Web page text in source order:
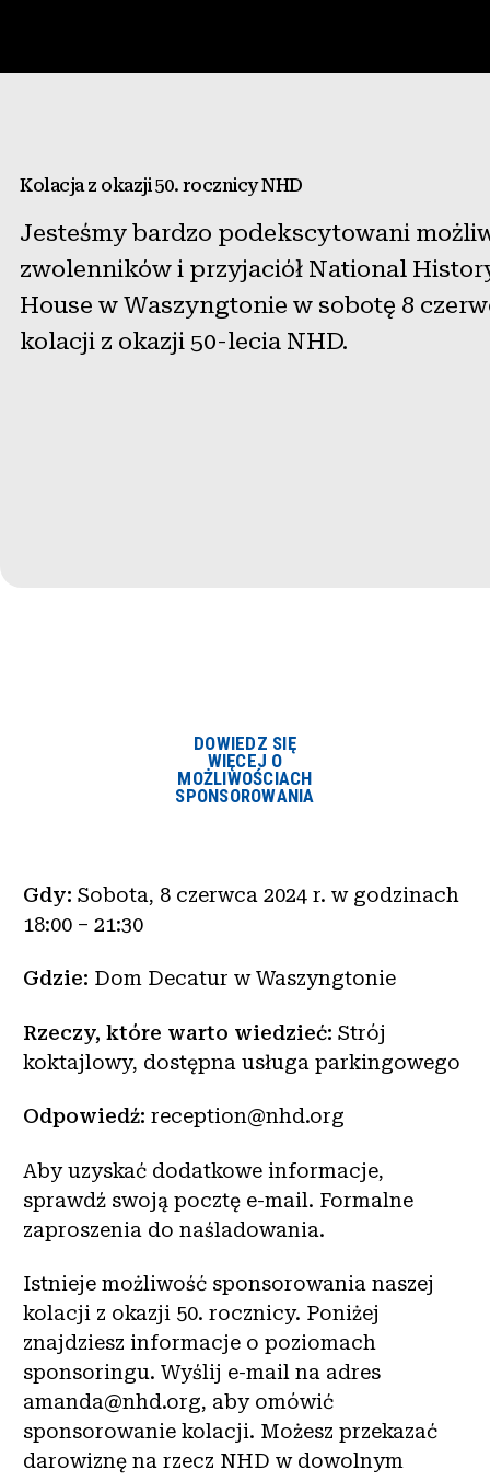
Zasoby dla nauczycieli
Wiadomości i wydarzenia
O NHD®
Kolacja z okazji 50. rocznicy NHD
Jesteśmy bardzo podekscytowani
zwolenników i przyjaciół National
House w Waszyngtonie w sobotę 8
kolacji z okazji 50-lecia NHD.
DOWIEDZ SIĘ
WIĘCEJ O
MOŻLIWOŚCIACH
SPONSOROWANIA
Gdy: Sobota, 8 czerwca 2024 r. w godzinach
18:00 – 21:30
Gdzie: Dom Decatur w Waszyngtonie
Rzeczy, które warto wiedzieć: Strój
koktajlowy, dostępna usługa parkingowego
Odpowiedź: reception@nhd.org
Aby uzyskać dodatkowe informacje,
sprawdź swoją pocztę e-mail. Formalne
zaproszenia do naśladowania.
Istnieje możliwość sponsorowania naszej
kolacji z okazji 50. rocznicy. Poniżej
znajdziesz informacje o poziomach
sponsoringu. Wyślij e-mail na adres
amanda@nhd.org, aby omówić
sponsorowanie kolacji. Możesz przekazać
darowiznę na rzecz NHD w dowolnym